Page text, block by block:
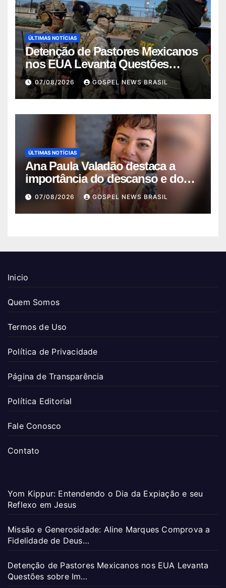
ÚLTIMAS NOTÍCIAS
Detenção de Pastores Mexicanos
nos EUA Levanta Questões
sobre Im…
07/08/2026 GOSPEL NEWS BRASIL
ÚLTIMAS NOTÍCIAS
Ana Paula Valadão destaca a
importância do descanso e do
equilíb…
07/08/2026 GOSPEL NEWS BRASIL
Inicio
Quem Somos
Termos de Uso
Política de Privacidade
Página de Transparência
Política Editorial
Fale Conosco
Contato
Yom Kippur: Entendendo o Dia da Expiação e seu
Reflexo em Jesus
Missão e Generosidade: Aline Marques Comprova a
Fidelidade de Deus…
Detenção de Pastores Mexicanos nos EUA Levanta
Questões sobre Im…